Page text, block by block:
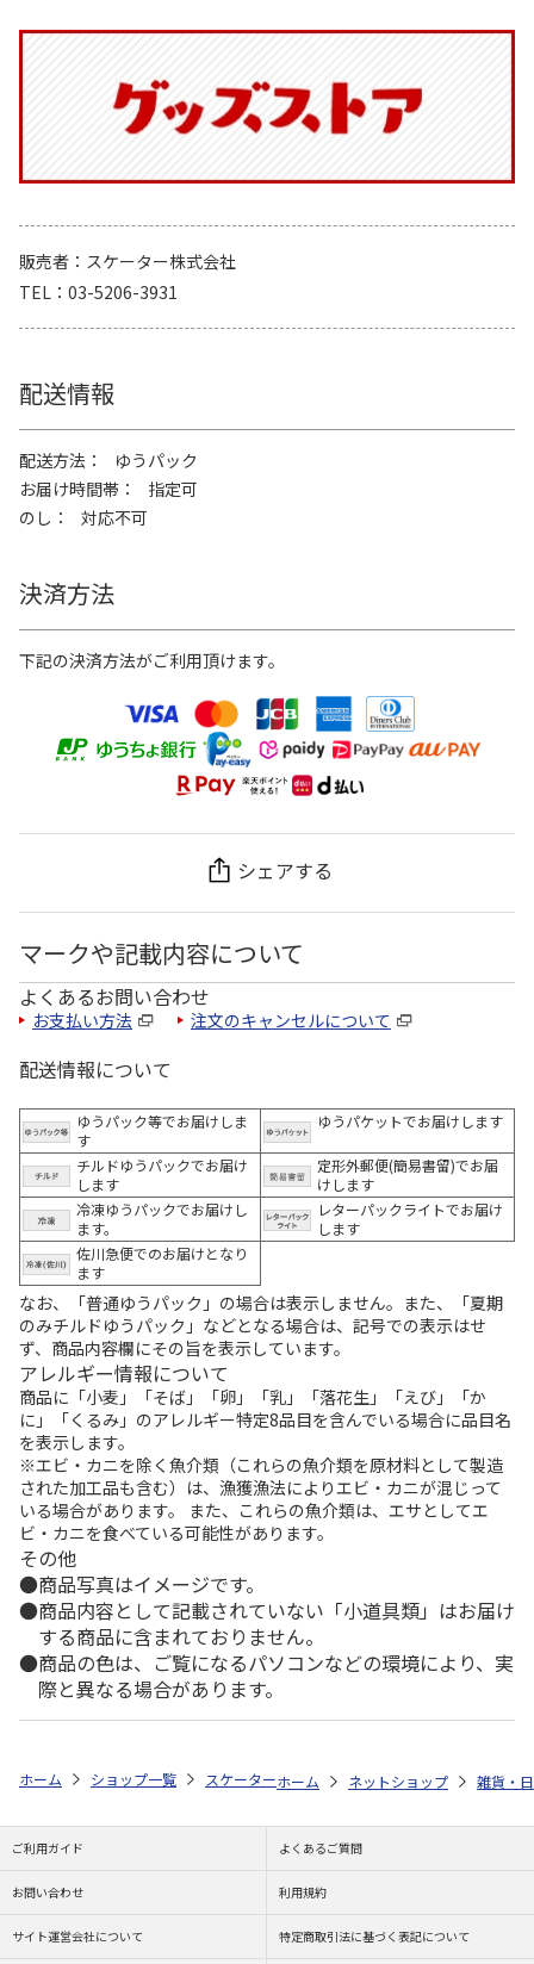
販売者
スケーター株式会社
TEL
03-5206-3931
配送情報
配送方法
ゆうパック
お届け時間帯
指定可
のし
対応不可
決済方法
下記の決済方法がご利用頂けます。
シェアする
マークや記載内容について
よくあるお問い合わせ
お支払い方法 注文のキャンセルについて
配送情報について
ゆうパック等でお届けしま
す
ゆうパケットでお届けします
チルドゆうパックでお届け
します
定形外郵便(簡易書留)でお届
けします
冷凍ゆうパックでお届けし
ます。
レターパックライトでお届け
します
佐川急便でのお届けとなり
ます
なお、「普通ゆうパック」の場合は表示しません。また、「夏期
のみチルドゆうパック」などとなる場合は、記号での表示はせ
ず、商品内容欄にその旨を表示しています。
アレルギー情報について
商品に「小麦」「そば」「卵」「乳」「落花生」「えび」「か
に」「くるみ」のアレルギー特定8品目を含んでいる場合に品目名
を表示します。
※エビ・カニを除く魚介類（これらの魚介類を原材料として製造
された加工品も含む）は、漁獲漁法によりエビ・カニが混じって
いる場合があります。 また、これらの魚介類は、エサとしてエ
ビ・カニを食べている可能性があります。
その他
商品写真はイメージです。
商品内容として記載されていない「小道具類」はお届け
する商品に含まれておりません。
商品の色は、ご覧になるパソコンなどの環境により、実
際と異なる場合があります。
ホーム ショップ一覧 スケーター 抗菌 食洗機対応 ふわっとフタタ
ホーム ネットショップ 雑貨・
ご利用ガイド よくあるご質問
お問い合わせ 利用規約
サイト運営会社について 特定商取引法に基づく表記について